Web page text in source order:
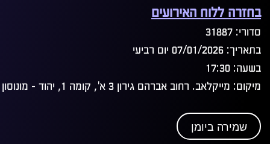
בחזרה ללוח האירועים
סדורי: 31887
בתאריך: 07/01/2026 יום רביעי
בשעה: 17:30
מיקום: מייקלאב. רחוב אברהם גירון 3 א', קומה 1, יהוד - מונוסון
שמירה ביומן